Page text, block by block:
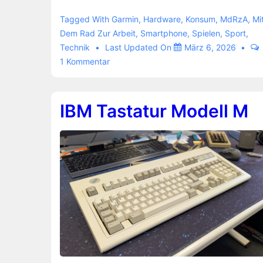
Solar
Crossover
verreckt
Tagged With Garmin, Hardware, Konsum, MdRzA,
Dem Rad Zur Arbeit, Smartphone, Spielen, Sport,
Technik
Last Updated On
März 6, 2026
1 Kommentar
IBM Tastatur Modell M